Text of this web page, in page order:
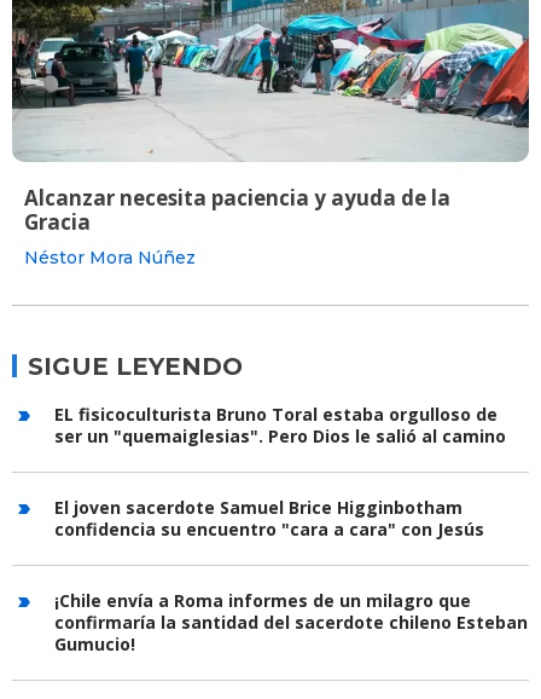
Alcanzar necesita paciencia y ayuda de la
Gracia
Néstor Mora Núñez
SIGUE LEYENDO
EL fisicoculturista Bruno Toral estaba orgulloso de
ser un "quemaiglesias". Pero Dios le salió al camino
El joven sacerdote Samuel Brice Higginbotham
confidencia su encuentro "cara a cara" con Jesús
¡Chile envía a Roma informes de un milagro que
confirmaría la santidad del sacerdote chileno Esteban
Gumucio!